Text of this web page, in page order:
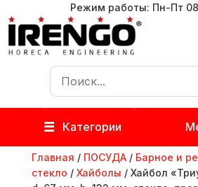
Режим работы: Пн-Пт
Категории
Главная / ПОСУДА/ Барное и
стекло / Хайболы / Хайбол